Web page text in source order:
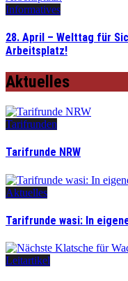
Informatives
28. April – Welttag für
Arbeitsplatz!
Aktuelles
Tarifrunden
Tarifrunde NRW
Aktuelles
Tarifrunde wasi: In
Leitartikel